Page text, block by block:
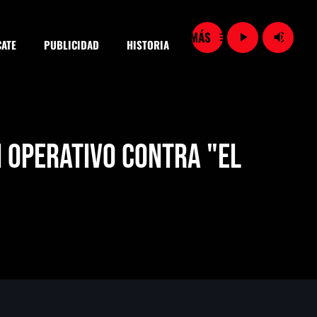
PUBLICIDAD HISTORIA menu play_arrow volume_up
operativo contra "El